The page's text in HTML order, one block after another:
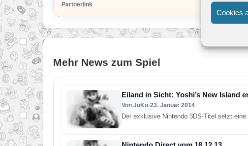
Cookies
Partnerlink
Mehr News zum Spiel
Eiland in Sicht: Yoshi’s New Island
Von JoKo•23. Januar 2014
Der exklusive Nintendo 3DS-Titel setzt